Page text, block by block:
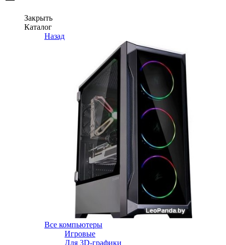
Закрыть
Каталог
Назад
Все компьютеры
Игровые
Для 3D-графики